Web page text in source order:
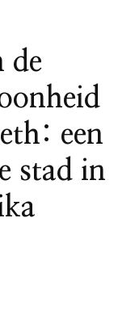
de
een
stad in